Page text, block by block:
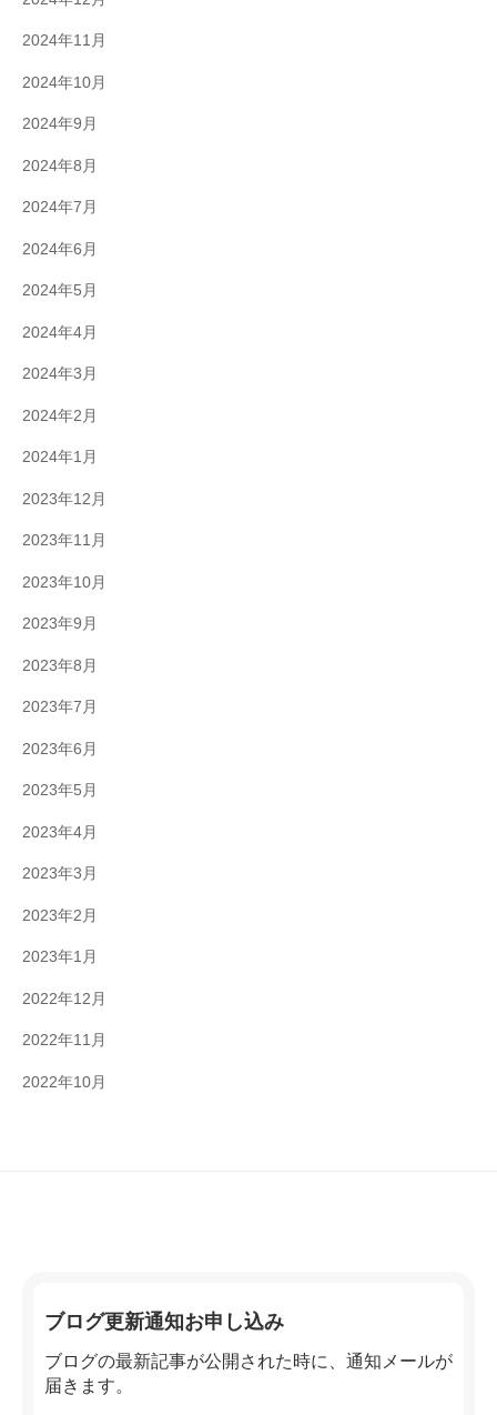
2024年11月
2024年10月
2024年9月
2024年8月
2024年7月
2024年6月
2024年5月
2024年4月
2024年3月
2024年2月
2024年1月
2023年12月
2023年11月
2023年10月
2023年9月
2023年8月
2023年7月
2023年6月
2023年5月
2023年4月
2023年3月
2023年2月
2023年1月
2022年12月
2022年11月
2022年10月
ブログ更新通知お申し込み
ブログの最新記事が公開された時に、通知メールが
届きます。